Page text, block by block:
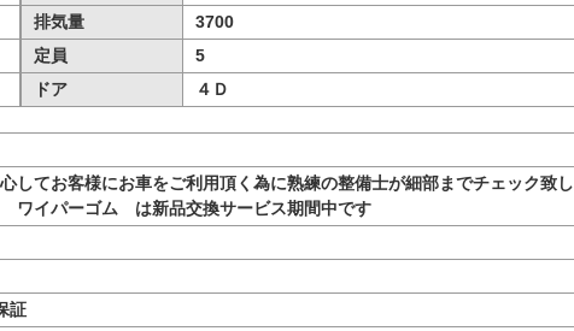
排気量
3700
定員
5
ドア
４Ｄ
してお客様にお車をご利用頂く為に熟練の整備士が細部までチェック致し
イパーゴム は新品交換サービス期間中です
証